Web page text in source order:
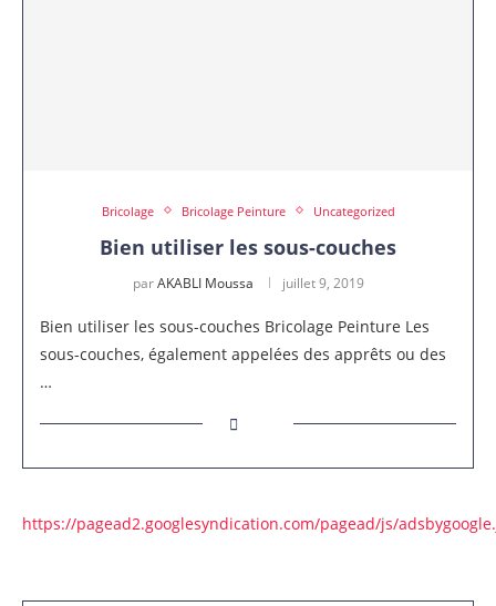
Bricolage Bricolage Peinture Uncategorized
Bien utiliser les sous-couches
parAKABLI Moussa juillet 9, 2019
Bien utiliser les sous-couches Bricolage Peinture Les
sous-couches, également appelées des apprêts ou des
…
https://pagead2.googlesyndication.com/pagead/js/